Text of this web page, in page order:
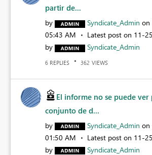
partir de...
by Syndicate_Admin on
05:43 AM
Latest post on ‎11-
by
Syndicate_Admin
6 REPLIES 362 VIEWS
El informe no se puede ver
conjunto de d...
by Syndicate_Admin on
01:50 AM
Latest post on ‎11-
by
Syndicate_Admin